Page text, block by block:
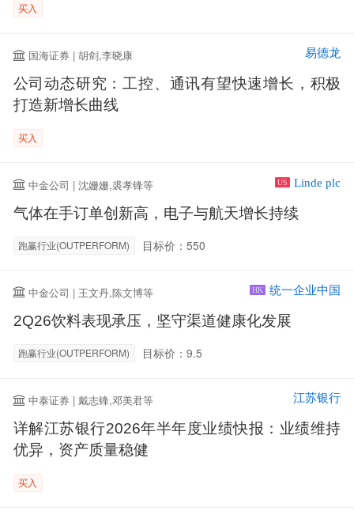
买入
国海证券 | 胡剑,李晓康 易德龙
公司动态研究：工控、通讯有望快速增长，积极
打造新增长曲线
买入
中金公司 | 沈姗姗,裘孝锋等 US Linde plc
气体在手订单创新高，电子与航天增长持续
跑赢行业(OUTPERFORM) 目标价：550
中金公司 | 王文丹,陈文博等 HK 统一企业中国
2Q26饮料表现承压，坚守渠道健康化发展
跑赢行业(OUTPERFORM) 目标价：9.5
中泰证券 | 戴志锋,邓美君等 江苏银行
详解江苏银行2026年半年度业绩快报：业绩维持
优异，资产质量稳健
买入